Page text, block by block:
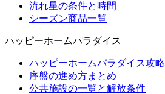
流れ星の条件と時間
シーズン商品一覧
ハッピーホームパラダイス
ハッピーホームパラダイス攻略
序盤の進め方まとめ
公共施設の一覧と解放条件